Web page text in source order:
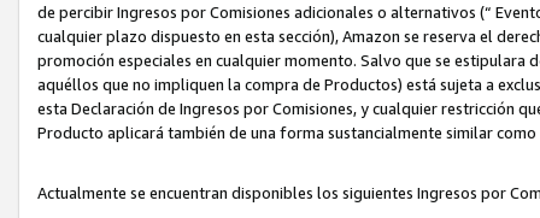
de percibir Ingresos por Comisiones adicionales o alternativos (“
cualquier plazo dispuesto en esta sección), Amazon se reserva el
promoción especiales en cualquier momento. Salvo que se
aquéllos que no impliquen la compra de Productos) está sujeta a
esta Declaración de Ingresos por Comisiones, y cualquier restricción
Producto aplicará también de una forma sustancialmente similar
Actualmente se encuentran disponibles los siguientes Ingresos por